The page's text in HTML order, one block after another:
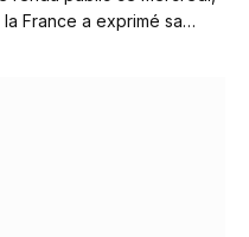
la France a exprimé sa…